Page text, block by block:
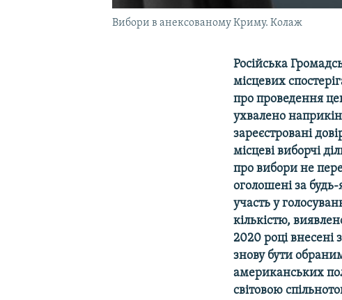
Вибори в анексованому Криму. Колаж
Російська
місцевих
про проведення
ухвалено
зареєстровані
місцеві виборчі
про вибори не
оголошені за будь-
участь у
кількістю,
2020 році
знову бути
американських
світовою